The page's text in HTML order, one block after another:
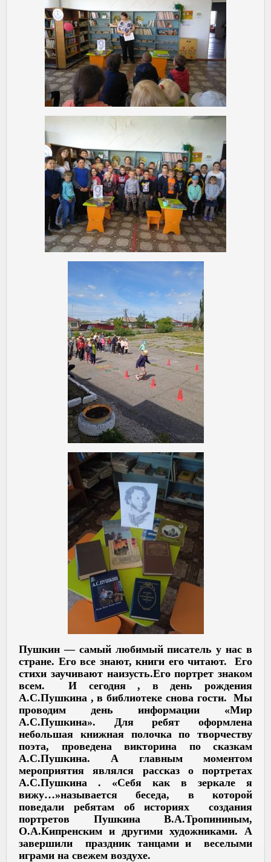
Пушкин — самый любимый писатель у нас в
стране. Его все знают, книги его читают. Его
стихи заучивают наизусть.Его портрет знаком
всем. И сегодня , в день рождения
А.С.Пушкина , в библиотеке снова гости. Мы
проводим день информации «Мир
А.С.Пушкина». Для ребят оформлена
небольшая книжная полочка по творчеству
поэта, проведена викторина по сказкам
А.С.Пушкина. А главным моментом
мероприятия являлся рассказ о портретах
А.С.Пушкина . «Себя как в зеркале я
вижу…»называется беседа, в которой
поведали ребятам об историях создания
портретов Пушкина В.А.Тропининым,
О.А.Кипренским и другими художниками. А
завершили праздник танцами и веселыми
играми на свежем воздухе.